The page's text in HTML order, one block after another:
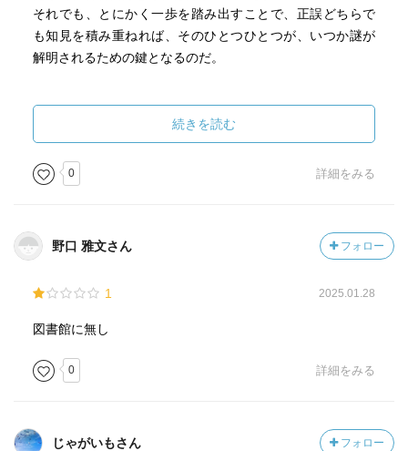
それでも、とにかく一歩を踏み出すことで、正誤どちらで
も知見を積み重ねれば、そのひとつひとつが、いつか謎が
解明されるための鍵となるのだ。
に解けない」と、たいして考えもせずに受け入れてしまっ
ていた。
哲学的な超難問に対する、科学者によるアプローチが記さ
レーションを得ることができた。
難しい本だが、大量の傍線と書き込みをしながら読み進め
た。
----------
その方法は驚くべきものである。
続きを読む
0 詳細をみる
野口 雅文さん フォロー
1 2025.01.28
図書館に無し
0 詳細をみる
じゃがいもさん フォロー